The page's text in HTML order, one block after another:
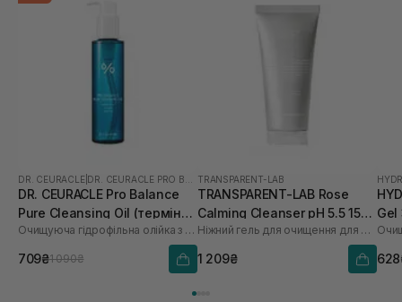
DR. CEURACLE
DR. CEURACLE Pro Balance
Pure Cleansing Oil (термін
до 01.27р.) 155 мл
Очищуюча гідрофільна олійка з пробіотиками
709₴1 090₴
TRANSPARENT-LAB
TRANSPARENT-LAB Rose
Calming Cleanser pH 5.5 150
мл
Ніжний гель для очищення для обличчя
1 209₴
Gel